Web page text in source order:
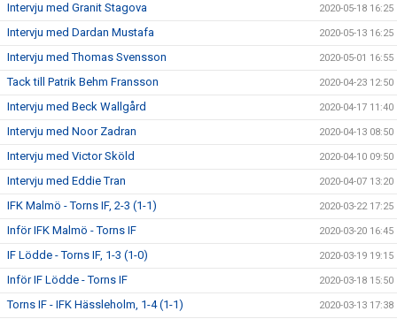
Intervju med Granit Stagova 2020-05-18 16:25
Intervju med Dardan Mustafa 2020-05-13 16:25
Intervju med Thomas Svensson 2020-05-01 16:55
Tack till Patrik Behm Fransson 2020-04-23 12:50
Intervju med Beck Wallgård 2020-04-17 11:40
Intervju med Noor Zadran 2020-04-13 08:50
Intervju med Victor Sköld 2020-04-10 09:50
Intervju med Eddie Tran 2020-04-07 13:20
IFK Malmö - Torns IF, 2-3 (1-1) 2020-03-22 17:25
Inför IFK Malmö - Torns IF 2020-03-20 16:45
IF Lödde - Torns IF, 1-3 (1-0) 2020-03-19 19:15
Inför IF Lödde - Torns IF 2020-03-18 15:50
Torns IF - IFK Hässleholm, 1-4 (1-1) 2020-03-13 17:38